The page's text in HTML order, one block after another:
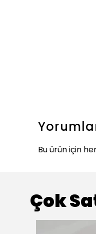
Bu ürün için
Çok